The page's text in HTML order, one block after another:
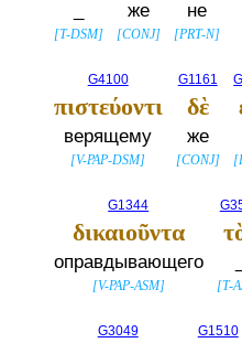
[T-DSM]
же
[CONJ]
не
[PRT-N]
G4100
πιστεύοντι
верящему
[V-PAP-DSM]
G1161
δὲ
же
[CONJ] [
G1344
δικαιοῦντα
оправдывающего
[V-PAP-ASM] [T-
G3049 G1510